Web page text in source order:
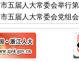
市五届人大常委会举行
市五届人大常委会党组